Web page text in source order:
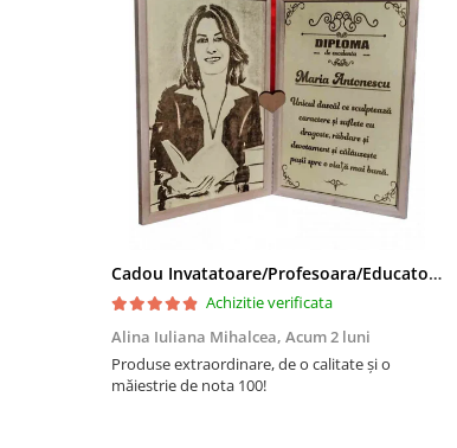
Cadou Invatatoare/Profesoara/Educatoare "Catalogul Amintirilor"
Achizitie verificata
Alina Iuliana Mihalcea, Acum 2 luni
Produse extraordinare, de o calitate și o
măiestrie de nota 100!